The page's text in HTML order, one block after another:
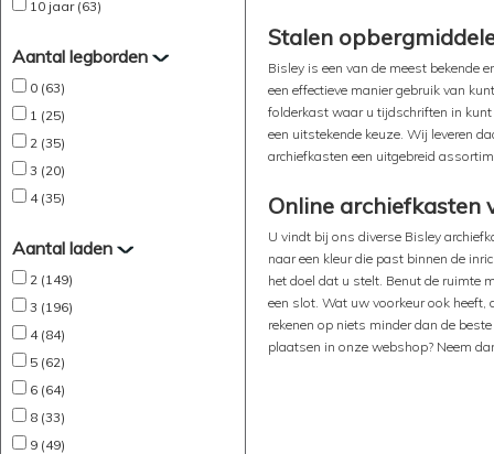
10 jaar (63)
Aantal legborden
0 (63)
1 (25)
2 (35)
3 (20)
4 (35)
Aantal laden
2 (149)
3 (196)
4 (84)
5 (62)
6 (64)
8 (33)
9 (49)
Stalen
Bisley is een van de meest bekende
een effectieve manier gebruik van
folderkast waar u tijdschriften in
een uitstekende keuze. Wij leveren
archiefkasten een uitgebreid
Online archiefkasten
U vindt bij ons diverse Bisley
naar een kleur die past binnen de
het doel dat u stelt. Benut de ruimte
een slot. Wat uw voorkeur ook
rekenen op niets minder dan de
plaatsen in onze webshop? Neem